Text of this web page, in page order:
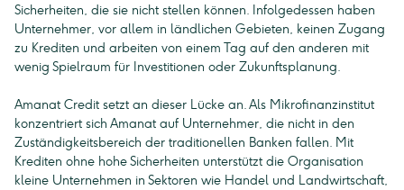
Sicherheiten, die sie nicht stellen können. Infolgedessen haben
Unternehmer, vor allem in ländlichen Gebieten, keinen Zugang
zu Krediten und arbeiten von einem Tag auf den anderen mit
wenig Spielraum für Investitionen oder Zukunftsplanung.
Amanat Credit setzt an dieser Lücke an. Als Mikrofinanzinstitut
konzentriert sich Amanat auf Unternehmer, die nicht in den
Zuständigkeitsbereich der traditionellen Banken fallen. Mit
Krediten ohne hohe Sicherheiten unterstützt die Organisation
kleine Unternehmen in Sektoren wie Handel und Landwirtschaft,